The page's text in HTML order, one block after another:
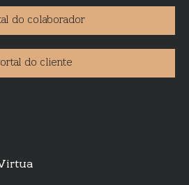
do colaborador
do cliente